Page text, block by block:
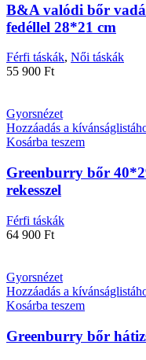
B&A valódi bőr
fedéllel 28*21 cm
Férfi táskák, Női táskák
55 900 Ft
Gyorsnézet
Hozzáadás a
Kosárba teszem
Greenburry bőr
rekesszel
Férfi táskák
64 900 Ft
Gyorsnézet
Hozzáadás a
Kosárba teszem
Greenburry bőr